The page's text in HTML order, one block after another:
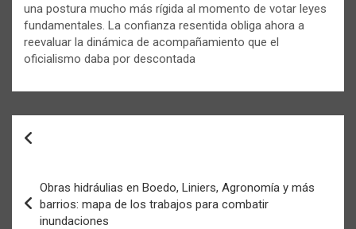
una postura mucho más rígida al momento de votar leyes
fundamentales. La confianza resentida obliga ahora a
reevaluar la dinámica de acompañamiento que el
oficialismo daba por descontada
Navegación
entradas
Obras hidráulias en Boedo, Liniers, Agronomía y más
barrios: mapa de los trabajos para combatir
inundaciones